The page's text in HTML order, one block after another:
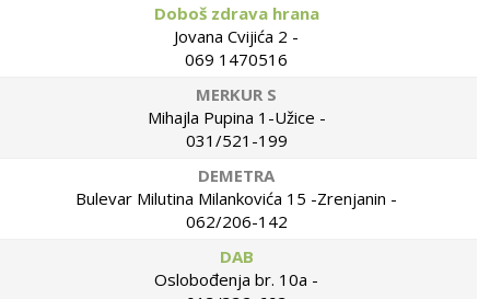
Doboš zdrava hrana
Jovana Cvijića 2 -
069 1470516
MERKUR S
Mihajla Pupina 1-Užice -
031/521-199
DEMETRA
Bulevar Milutina Milankovića 15 -Zrenjanin -
062/206-142
DAB
Oslobođenja br. 10a -